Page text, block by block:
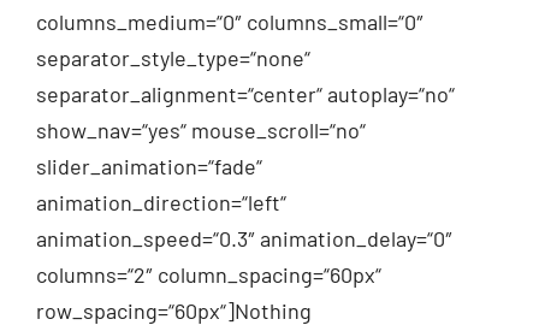
columns_medium=“0″ columns_small=“0″
separator_style_type=“none“
separator_alignment=“center“ autoplay=“no“
show_nav=“yes“ mouse_scroll=“no“
slider_animation=“fade“
animation_direction=“left“
animation_speed=“0.3″ animation_delay=“0″
columns=“2″ column_spacing=“60px“
row_spacing=“60px“]Nothing